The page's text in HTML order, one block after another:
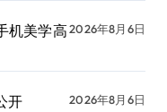
机美学高2026年8月6日
开 2026年8月6日